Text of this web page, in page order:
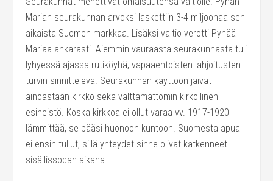
Marian seurakunnan arvoksi laskettiin 3-4 miljoonaa sen
aikaista Suomen markkaa. Lisäksi valtio verotti Pyhää
Mariaa ankarasti. Aiemmin vauraasta seurakunnasta tuli
lyhyessä ajassa rutiköyhä, vapaaehtoisten lahjoitusten
turvin sinnittelevä. Seurakunnan käyttöön jäivät
ainoastaan kirkko sekä välttämättömin kirkollinen
esineistö. Koska kirkkoa ei ollut varaa vv. 1917-1920
lämmittää, se pääsi huonoon kuntoon. Suomesta apua
ei ensin tullut, sillä yhteydet sinne olivat katkenneet
sisällissodan aikana.